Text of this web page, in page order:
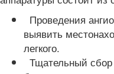
Проведения
выявить
легкого.
Тщательный